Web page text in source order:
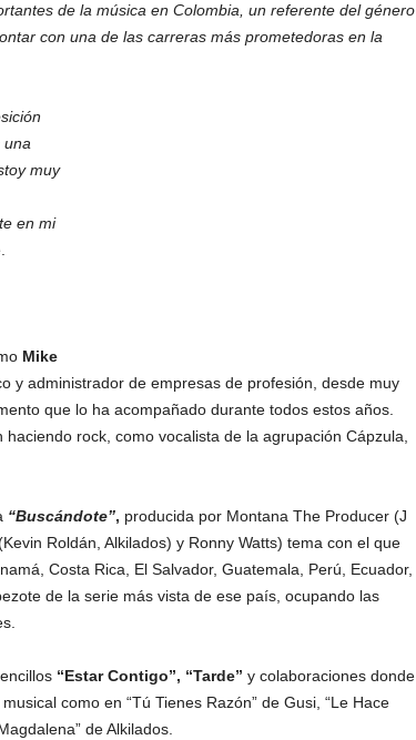
de la música en Colombia, un referente del género
con una de las carreras más prometedoras en la
una
muy
en mi
Mike
y administrador de empresas de profesión, desde muy
que lo ha acompañado durante todos estos años.
rock, como vocalista de la agrupación Cápzula,
“Buscándote”, producida por Montana The Producer (J
Roldán, Alkilados) y Ronny Watts) tema con el que
Costa Rica, El Salvador, Guatemala, Perú, Ecuador,
de la serie más vista de ese país, ocupando las
“Estar Contigo”, “Tarde” y colaboraciones donde
como en “Tú Tienes Razón” de Gusi, “Le Hace
de Alkilados.